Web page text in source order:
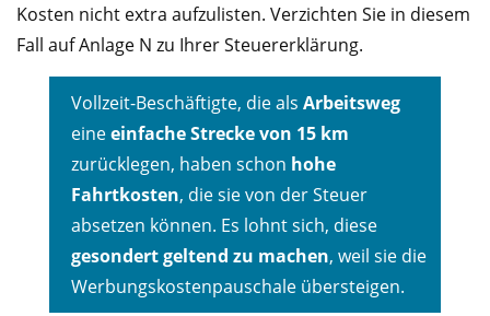
Kosten nicht extra aufzulisten. Verzichten Sie in diesem
Fall auf Anlage N zu Ihrer Steuererklärung.
Vollzeit-Beschäftigte, die als Arbeitsweg
eineeinfache Strecke von 15 km
zurücklegen, haben schon hohe
Fahrtkosten, die sie von der Steuer
absetzen können. Es lohnt sich, diese
gesondert geltend zu machen, weil sie die
Werbungskostenpauschale übersteigen.